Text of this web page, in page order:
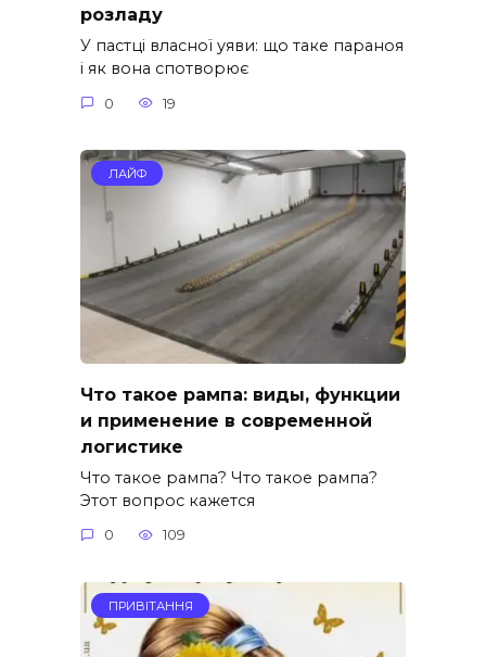
розладу
У пастці власної уяви: що таке параноя
і як вона спотворює
0 19
ЛАЙФ
Что такое рампа: виды, функции
и применение в современной
логистике
Что такое рампа? Что такое рампа?
Этот вопрос кажется
0 109
ПРИВІТАННЯ